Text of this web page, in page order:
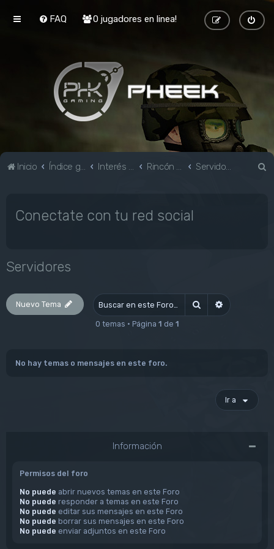
FAQ 0 jugadores en linea!
Inicio Índice general Interés general Rincón Geek Servidores
Conectate con tu red social
Servidores
Nuevo Tema Buscar Búsqueda
0 temas • Página 1 de 1
No hay temas o mensajes en este foro.
Ir a
Información
Permisos del foro
No puede abrir nuevos temas en este Foro
No puede responder a temas en este Foro
No puede editar sus mensajes en este Foro
No puede borrar sus mensajes en este Foro
No puede enviar adjuntos en este Foro